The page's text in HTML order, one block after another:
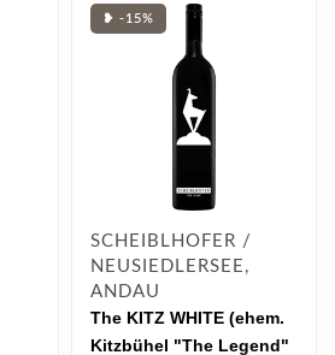
❥ -15%
SCHEIBLHOFER /
NEUSIEDLERSEE,
ANDAU
The KITZ WHITE (ehem.
Kitzbühel "The Legend"